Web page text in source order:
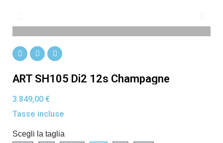
ART SH105 Di2 12s Champagne
3.849,00 €
Tasse incluse
Scegli la taglia